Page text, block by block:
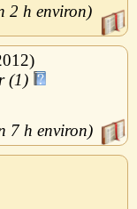
2 h
(1)
7 h